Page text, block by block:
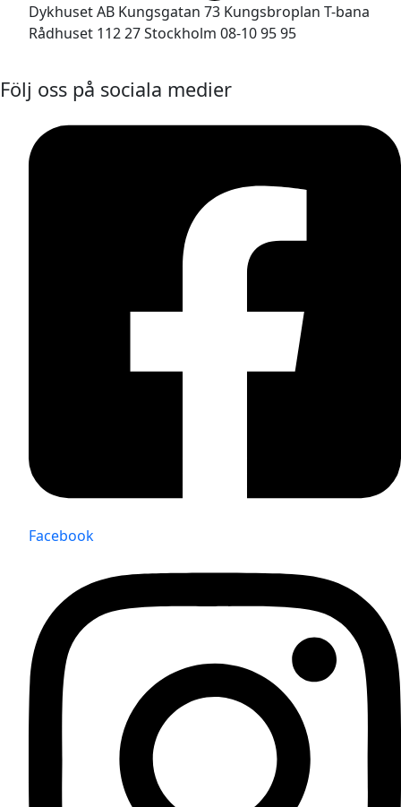
Dykhuset AB Kungsgatan 73 Kungsbroplan T-bana
Rådhuset 112 27 Stockholm 08-10 95 95
Följ oss på sociala medier
Facebook